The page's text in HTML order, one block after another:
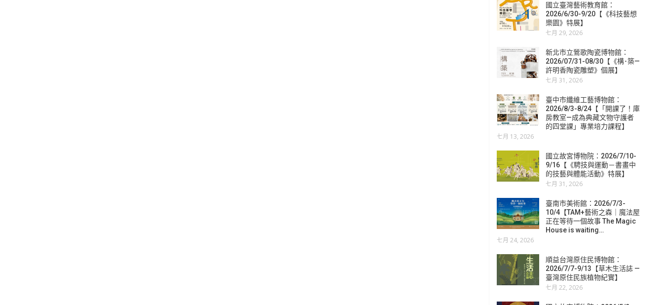
國立臺灣藝術教育館：
2026/6/30-9/20【《科技藝想
樂園》特展】
七月 29, 2026
新北市立鶯歌陶瓷博物館：
2026/07/31-08/30【《構･築—
許明香陶瓷雕塑》個展】
七月 31, 2026
臺中市纖維工藝博物館：
2026/8/3-8/24【「開課了！庫
房教室—成為典藏文物守護者
的四堂課」專業培力課程】
七月 13, 2026
國立故宮博物院：2026/7/10-
9/16【《騁技與運動－書畫中
的技藝與體能活動》特展】
七月 31, 2026
臺南市美術館：2026/7/3-
10/4【TAM+藝術之森｜魔法屋
正在等待一個故事 The Magic
House is waiting…
七月 24, 2026
順益台灣原住民博物館：
2026/7/7-9/13【草木生活誌 —
臺灣原住民族植物紀實】
七月 22, 2026